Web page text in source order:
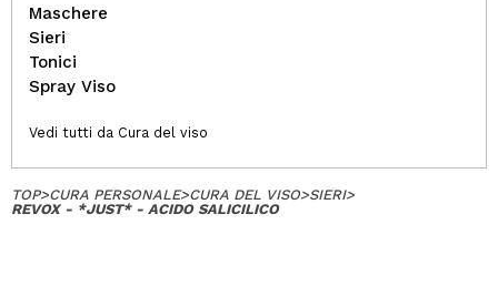
Maschere
Sieri
Tonici
Spray Viso
Vedi tutti da Cura del viso
TOP>CURA PERSONALE>CURA DEL VISO>SIERI>
REVOX - *JUST* - ACIDO SALICILICO